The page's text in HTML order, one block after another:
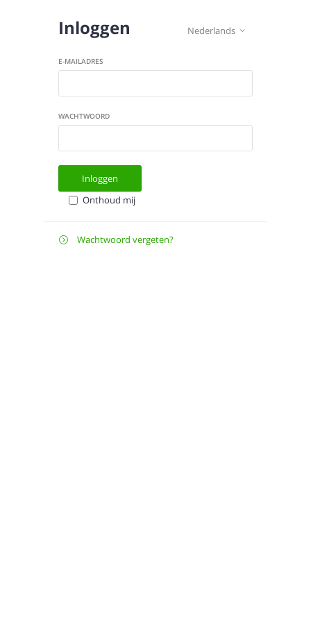
Nederlands 
Inloggen
E-MAILADRES
WACHTWOORD
Inloggen
Onthoud mij
 Wachtwoord vergeten?